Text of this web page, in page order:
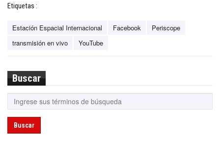
Etiquetas :
Estación Espacial Internacional Facebook
Periscope
transmisión en vivo
YouTube
Buscar
Buscar